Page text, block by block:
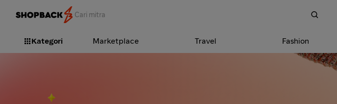
Kategori Marketplace Travel Fashion